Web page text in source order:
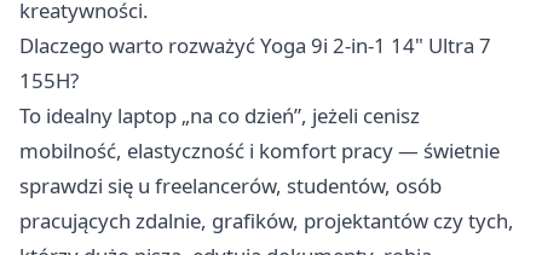
kreatywności.
Dlaczego warto rozważyć Yoga 9i 2-in-1 14" Ultra 7
155H?
To idealny laptop „na co dzień”, jeżeli cenisz
mobilność, elastyczność i komfort pracy — świetnie
sprawdzi się u freelancerów, studentów, osób
pracujących zdalnie, grafików, projektantów czy tych,